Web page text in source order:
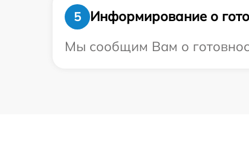
5
Информирование о
Мы сообщим Вам о